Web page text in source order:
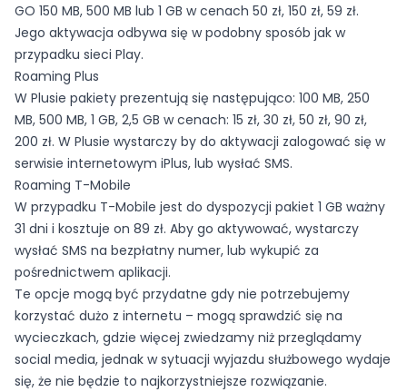
GO 150 MB, 500 MB lub 1 GB w cenach 50 zł, 150 zł, 59 zł.
Jego aktywacja odbywa się w podobny sposób jak w
przypadku sieci Play.
Roaming Plus
W Plusie pakiety prezentują się następująco: 100 MB, 250
MB, 500 MB, 1 GB, 2,5 GB w cenach: 15 zł, 30 zł, 50 zł, 90 zł,
200 zł. W Plusie wystarczy by do aktywacji zalogować się w
serwisie internetowym iPlus, lub wysłać SMS.
Roaming T-Mobile
W przypadku T-Mobile jest do dyspozycji pakiet 1 GB ważny
31 dni i kosztuje on 89 zł. Aby go aktywować, wystarczy
wysłać SMS na bezpłatny numer, lub wykupić za
pośrednictwem aplikacji.
Te opcje mogą być przydatne gdy nie potrzebujemy
korzystać dużo z internetu – mogą sprawdzić się na
wycieczkach, gdzie więcej zwiedzamy niż przeglądamy
social media, jednak w sytuacji wyjazdu służbowego wydaje
się, że nie będzie to najkorzystniejsze rozwiązanie.